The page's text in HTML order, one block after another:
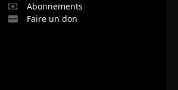
Abonnements
Faire un don